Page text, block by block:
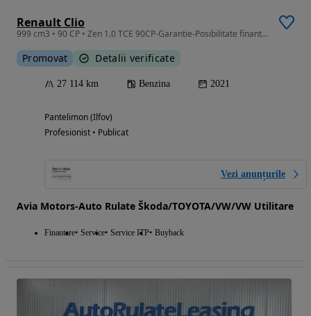
Renault Clio
999 cm3 • 90 CP • Zen 1.0 TCE 90CP-Garantie-Posibilitate finantare
Promovat Detalii verificate
27 114 km Benzina 2021
Pantelimon (Ilfov)
Profesionist • Publicat
Vezi anunțurile
Avia Motors-Auto Rulate Škoda/TOYOTA/VW/VW Utilitare
Finantare Service Service ITP Buyback